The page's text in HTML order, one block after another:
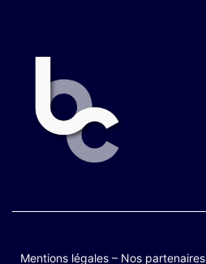
Mentions légales – Nos partenaires